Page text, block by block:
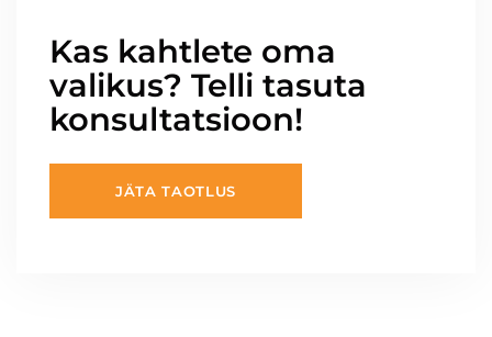
Kas kahtlete oma
valikus? Telli tasuta
konsultatsioon!
JÄTA TAOTLUS